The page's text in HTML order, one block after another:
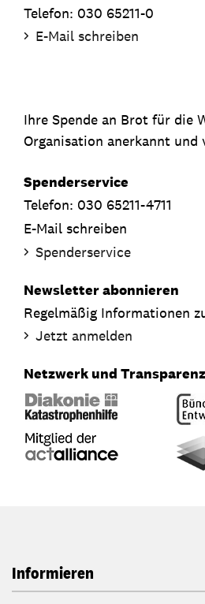
Telefon: 030 65211-0
E-Mail schreiben
Ihre Spende an Brot für die
Organisation anerkannt
Spenderservice
Telefon: 030 65211-4711
E-Mail schreiben
Spenderservice
Newsletter abonnieren
Regelmäßig Informationen
Jetzt anmelden
Netzwerk und Transparenz
Informieren